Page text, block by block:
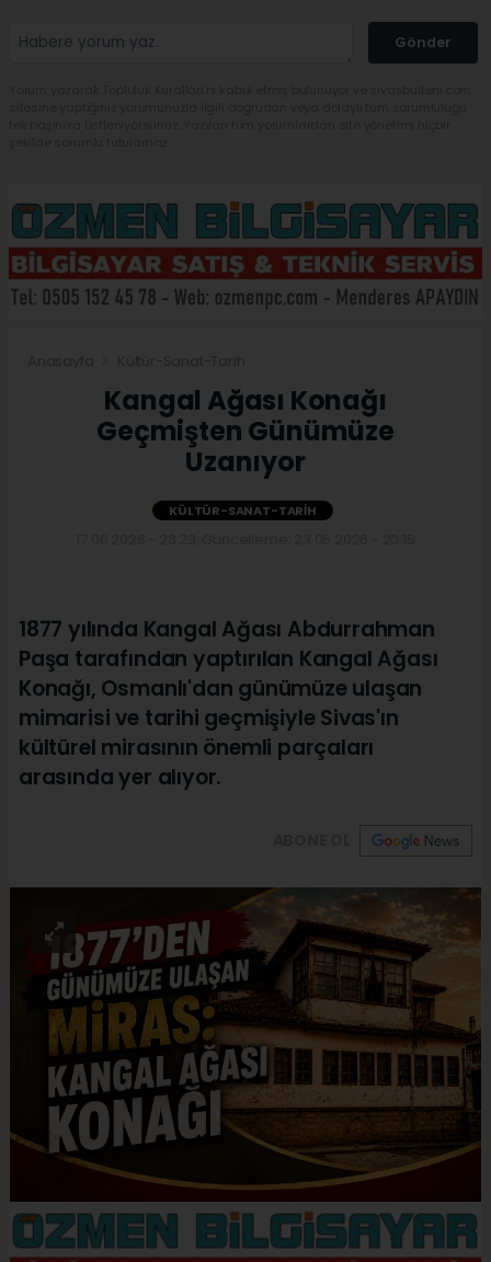
Gönder
Kangal Ağası Konağı
Geçmişten Günümüze
Uzanıyor
KÜLTÜR-SANAT-TARIH
1877 yılında Kangal Ağası Abdurrahman
Paşa tarafından yaptırılan Kangal Ağası
Konağı, Osmanlı'dan günümüze ulaşan
mimarisi ve tarihi geçmişiyle Sivas'ın
kültürel mirasının önemli parçaları
arasında yer alıyor.